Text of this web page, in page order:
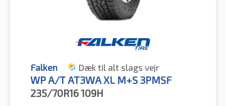
Falken Dæk til alt slags vejr
WP A/T AT3WA XL M+S 3PMSF
235/70R16109H